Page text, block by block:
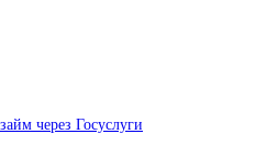
через Госуслуги